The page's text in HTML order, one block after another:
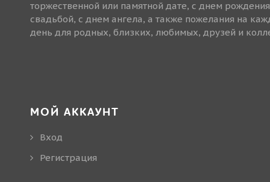
торжественной или памятной дате, с днем
свадьбой, с днем ангела, а также пожелания на
день для родных, близких, любимых, друзей и
МОЙ АККАУНТ
Вход
Регистрация